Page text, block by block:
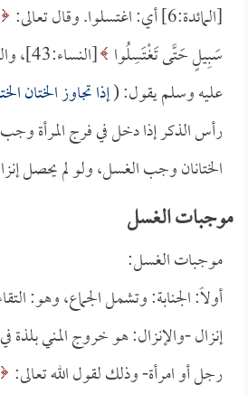
[المائدة:6] أي: اغتسلوا. وقال تعالى:
سَبِيلٍ حَتَّى تَغْتَسِلُوا
عليه وسلم يقول: (إذا تجاوز الختان
رأس الذكر إذا دخل في فرج المرأة وجب
الختانان وجب الغسل، ولو لم يحصل
موجبات الغسل
موجبات الغسل:
أولاً: الجنابة: وتشمل الجماع، وهو:
إنزال -والإنزال: هو خروج المني بلذة
رجل أو امرأة- وذلك لقول الله تعالى: